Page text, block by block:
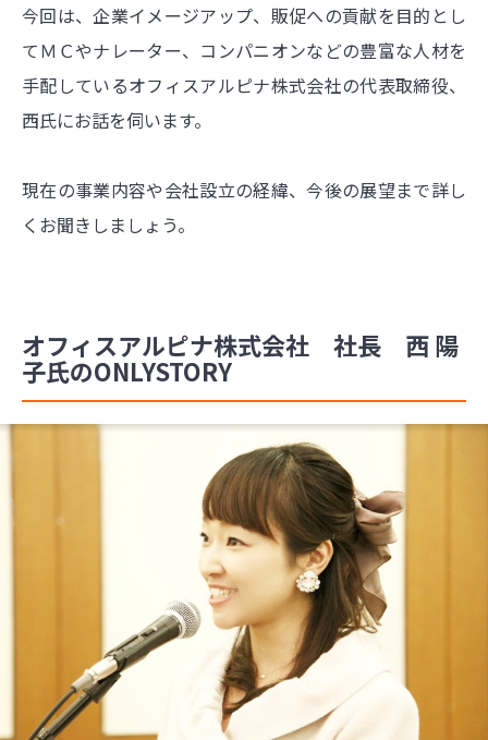
今回は、企業イメージアップ、販促への貢献を目的とし
てＭＣやナレーター、コンパニオンなどの豊富な人材を
手配しているオフィスアルピナ株式会社の代表取締役、
西氏にお話を伺います。
現在の事業内容や会社設立の経緯、今後の展望まで詳し
くお聞きしましょう。
オフィスアルピナ株式会社 社長 西 陽
子氏のONLYSTORY